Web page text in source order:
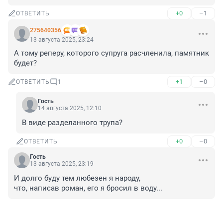
ОТВЕТИТЬ +0 –1
275640356
13 августа 2025, 23:24
А тому реперу, которого супруга расчленила, памятник
будет?
ОТВЕТИТЬ 1 +1 –0
Гость
14 августа 2025, 12:10
В виде разделанного трупа?
ОТВЕТИТЬ +0 –0
Гость
13 августа 2025, 23:19
И долго буду тем любезен я народу,
что, написав роман, его я бросил в воду...